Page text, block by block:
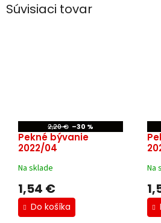
Súvisiaci tovar
2,20 € –30 %
Pekné bývanie
2022/04
Na sklade
1,54 €
Do košíka
Na